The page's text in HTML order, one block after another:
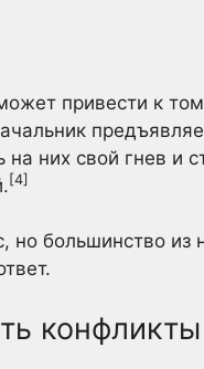
привести к
на них свой гнев и
[4]
большинство из
конфликты